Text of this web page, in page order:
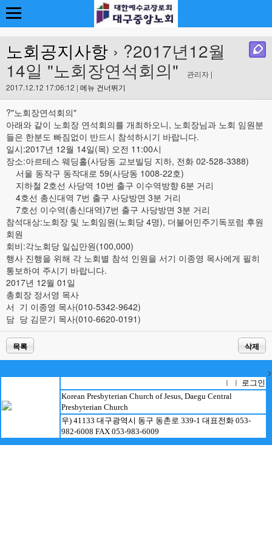
노회공지사항 › ?2017년12월
14일 "노회장연석회의"
관리자 |
2017.12.12 17:06:12 | 메뉴 건너뛰기
?"노회장연석회의"
아래와 같이 노회장 연석회의를 개최하오니, 노회장님과 노회 임원분
들은 한분도 빠짐없이 반드시 참석하시기 바랍니다.
일시:2017년 12월 14일(목) 오전 11:00시
장소:아르테스 웨딩홀(사당동 교보빌딩 지하, 전화 02-528-3388)
서울 동작구 동작대로 59(사당동 1008-22호)
지하철 2호선 사당역 10번 출구 이수역방향 6분 거리
4호선 총신대역 7번 출구 사당방면 3분 거리
7호선 이수역(총신대역)7번 출구 사당방면 3분 거리
참석대상:노회장 및 노회임원(노회당 4명), 더불어민주기독포럼 후원
회원
회비:각노회당 일십만원(100,000)
행사 진행을 위해 각 노회별 참석 인원을 서기 이종영 목사에게 필히
통보하여 주시기 바랍니다.
2017년 12월 01일
총회장 정서영 목사
서 기 이종영 목사(010-5342-9642)
담 당 김문기 목사(010-6620-0191)
목록 삭제
>
로그인
Korean Presbyterian Church of Jesus, Daegu Central
Presbyterian Church
우) 41133 대구광역시 동구 동촌로 339-1 대표전화 053-
982-6008 FAX 053-983-6009